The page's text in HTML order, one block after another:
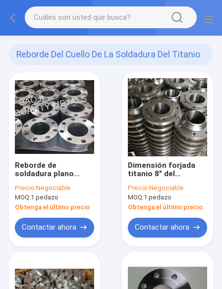
Reborde Del Cuello De La Soldadura Del Titanio
Reborde de
soldadura plano
cuello de la
soldadura del titanio
para las centrales
eléctricas
Precio:Negociable
MOQ:1 pedazo
Obtenga el último precio
Contactar ahora
Dimensión forjada
titanio 8" del
reborde ASME B16.5
del cuello de la
soldadura 600LB
Precio:Negociable
MOQ:1 pedazo
Obtenga el último precio
Contactar ahora